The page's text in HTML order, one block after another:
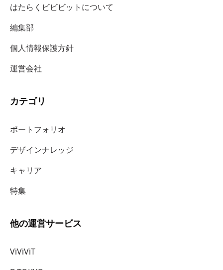
はたらくビビビットについて
編集部
個人情報保護方針
運営会社
カテゴリ
ポートフォリオ
デザインナレッジ
キャリア
特集
他の運営サービス
ViViViT